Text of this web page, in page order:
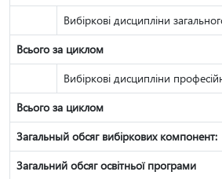
Вибіркові дисципліни
Всього за циклом
Вибіркові дисципліни
Всього за циклом
Загальный обсяг вибіркових компонент:
Загальний обсяг освітньої програми